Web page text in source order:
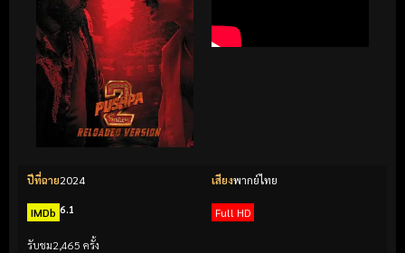
ปีที่ฉาย2024 เสียงพากย์ไทย
IMDb 6.1 Full HD
รับชม2,465 ครั้ง